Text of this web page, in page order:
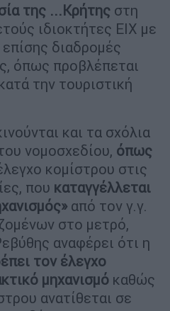
της ...Κρήτης στη
ιδιοκτήτες ΕΙΧ με
διαδρομές
όπως προβλέπεται
την τουριστική
και τα σχόλια
νομοσχεδίου, όπως
κομίστρου στις
που καταγγέλλεται
από τον γ.γ.
στο μετρό,
αναφέρει ότι η
τον έλεγχο
μηχανισμό καθώς
ανατίθεται σε